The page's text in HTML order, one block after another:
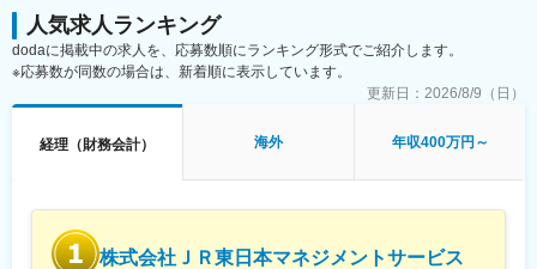
／トヨタMaaS「my route」、ウーブンシティ等
変更の範囲：会社の定める業務
＜部署構成について＞
東京本部の経理部としては総勢約40名おり、その中でも、（1）
税務（2）決算・開示（3）会計、ほか各プロジェクト推進のチー
ムで構成されています。
状況によってはお互いのチームをフォローしあうこともあり、協
◆同社の特徴・魅力：～世界最強の「相合」精密部品メーカーへ
～
◇総合精密部品メーカーとしての技術力
人気求人ランキング
dodaに掲載中の求人を、応募数順にランキング形式でご紹介します。
※応募数が同数の場合は、新着順に表示しています。
更新日： 2026/8/9（日）
経理（財務会計） 海外 年収400万円～
株式会社ＪＲ東日本マネジメントサービス